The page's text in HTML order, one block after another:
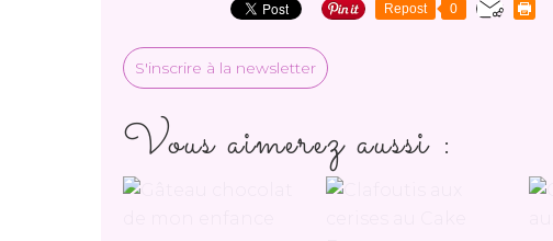
Repost 0
S'inscrire à la newsletter
Vous aimerez aussi :